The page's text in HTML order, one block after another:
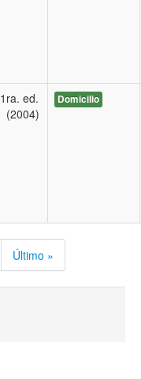
1ra. ed.
(2004)
Domicilio
Último »